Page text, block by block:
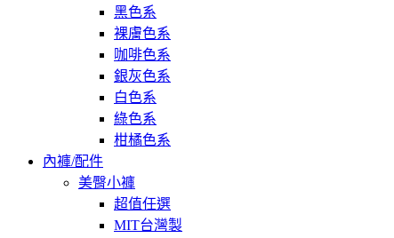
黑色系
裸膚色系
咖啡色系
銀灰色系
白色系
綠色系
柑橘色系
內褲/配件
美臀小褲
超值任選
MIT台灣製